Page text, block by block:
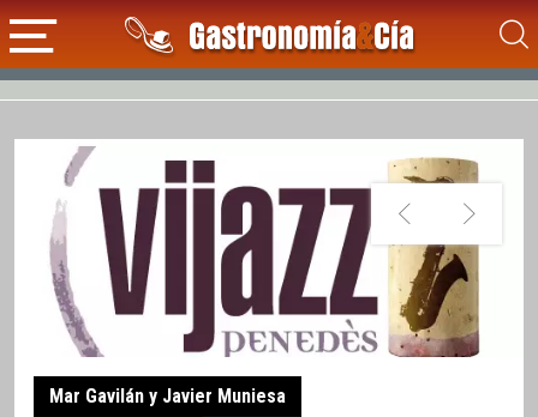
Mar Gavilán y Javier Muniesa